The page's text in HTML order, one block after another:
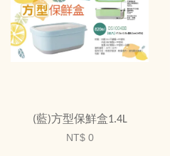
(藍)方型保鮮盒1.4L
NT$ 0